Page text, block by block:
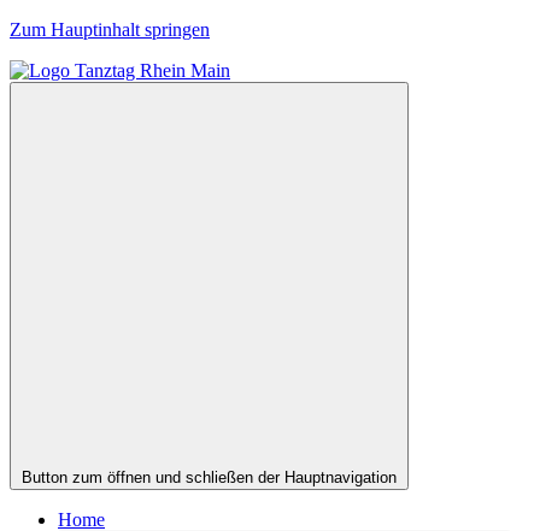
Zum Hauptinhalt springen
Button zum öffnen und schließen der Hauptnavigation
Home